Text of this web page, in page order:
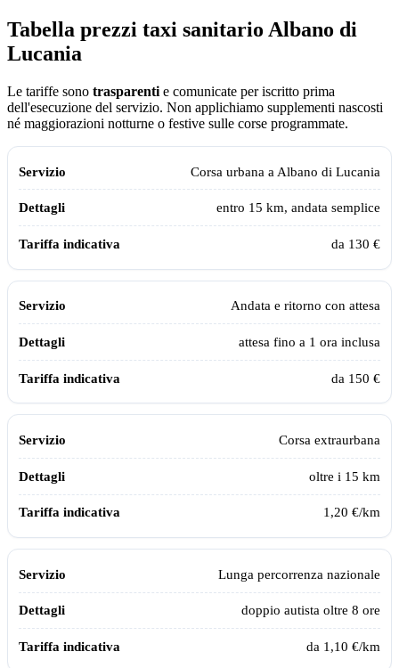
Tabella prezzi taxi sanitario Albano di
Lucania
Le tariffe sono trasparenti e comunicate per iscritto prima
dell'esecuzione del servizio. Non applichiamo supplementi nascosti
né maggiorazioni notturne o festive sulle corse programmate.
Tabella dei prezzi e delle tratte del taxi sanitario Assistiamo Te a
Servizio
Corsa urbana a Albano di Lucania
entro 15 km, andata semplice
da 130 €
Andata e ritorno con attesa
attesa fino a 1 ora inclusa
da 150 €
Corsa extraurbana
oltre i 15 km
1,20 €/km
Lunga percorrenza nazionale
doppio autista oltre 8 ore
da 1,10 €/km